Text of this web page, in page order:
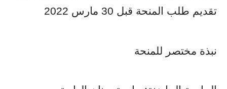
تقديم طلب المنحة قبل 30 مارس 2022
نبذة مختصر للمنحة